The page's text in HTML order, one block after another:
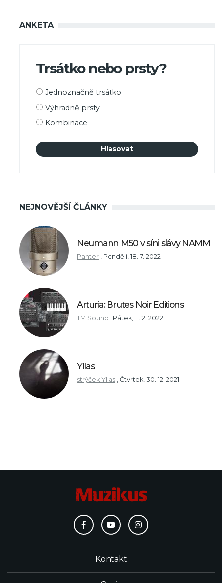
ANKETA
Trsátko nebo prsty?
Možnosti
Jednoznačně trsátko
Výhradně prsty
Kombinace
NEJNOVĚJŠÍ ČLÁNKY
Neumann M50 v síni slávy NAMM
Panter Pondělí, 18. 7. 2022
Arturia: Brutes Noir Editions
TM Sound Pátek, 11. 2. 2022
Yllas
strýček Yllas Čtvrtek, 30. 12. 2021
Kontakt